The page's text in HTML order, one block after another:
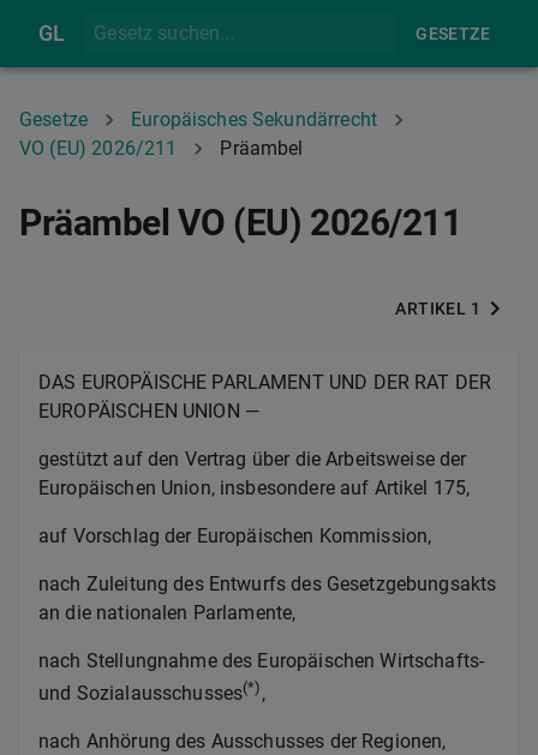
GL GESETZE
Gesetze
Europäisches Sekundärrecht
VO (EU) 2026/211
Präambel
Präambel VO (EU) 2026/211
ARTIKEL 1
DAS EUROPÄISCHE PARLAMENT UND DER RAT DER
EUROPÄISCHEN UNION —
gestützt auf den Vertrag über die Arbeitsweise der
Europäischen Union, insbesondere auf Artikel 175,
auf Vorschlag der Europäischen Kommission,
nach Zuleitung des Entwurfs des Gesetzgebungsakts
an die nationalen Parlamente,
nach Stellungnahme des Europäischen Wirtschafts-
und Sozialausschusses(*) ,
nach Anhörung des Ausschusses der Regionen,